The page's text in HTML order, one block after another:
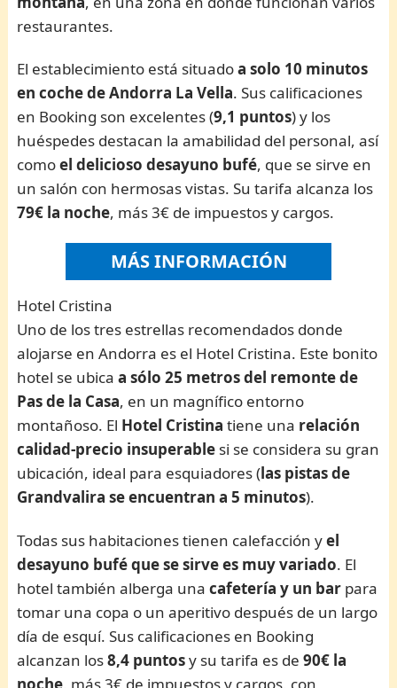
restaurantes.
El establecimiento está situadoa solo 10 minutos
en coche de Andorra La Vella. Sus calificaciones
en Booking son excelentes (9,1 puntos) y los
huéspedes destacan la amabilidad del personal, así
comoel delicioso desayuno bufé, que se sirve en
un salón con hermosas vistas. Su tarifa alcanza los
79€ la noche, más 3€ de impuestos y cargos.
MÁS INFORMACIÓN
Hotel Cristina
Uno de los tres estrellas recomendados donde
alojarse en Andorra es el Hotel Cristina. Este bonito
hotel se ubicaa sólo 25 metros del remonte de
Pas de la Casa, en un magnífico entorno
montañoso. El Hotel Cristina tiene una relación
calidad-precio insuperable si se considera su gran
ubicación, ideal para esquiadores (las pistas de
Grandvalira se encuentran a 5 minutos).
Todas sus habitaciones tienen calefacción yel
desayuno bufé que se sirve es muy variado. El
hotel también alberga unacafetería y un bar para
tomar una copa o un aperitivo después de un largo
día de esquí. Sus calificaciones en Booking
alcanzan los8,4 puntosy su tarifa es de90€ la
noche, más 3€ de impuestos y cargos, con